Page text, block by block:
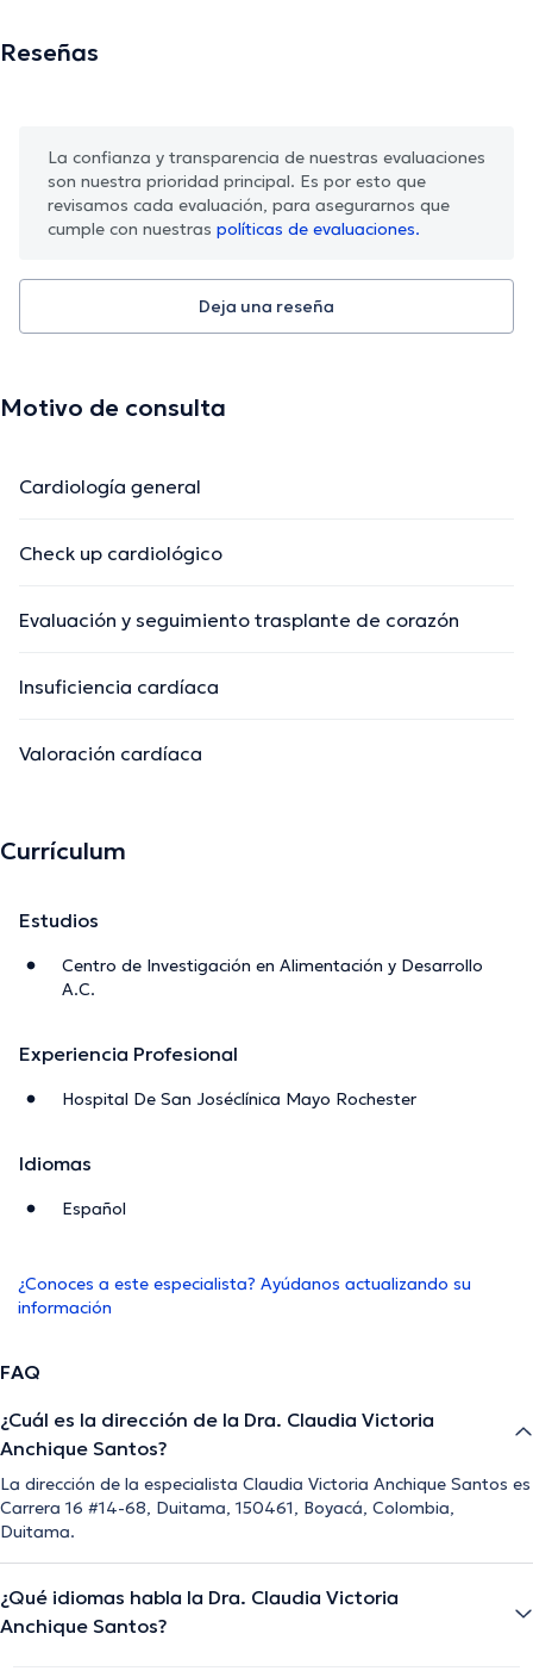
Reseñas
La confianza y transparencia de nuestras evaluaciones
son nuestra prioridad principal. Es por esto que
revisamos cada evaluación, para asegurarnos que
cumple con nuestras políticas de evaluaciones.
Deja una reseña
Motivo de consulta
Cardiología general
Check up cardiológico
Evaluación y seguimiento trasplante de corazón
Insuficiencia cardíaca
Valoración cardíaca
Currículum
Estudios
Centro de Investigación en Alimentación y Desarrollo
A.C.
Experiencia Profesional
Hospital De San Joséclínica Mayo Rochester
Idiomas
Español
¿Conoces a este especialista? Ayúdanos actualizando su
información
FAQ
¿Cuál es la dirección de la Dra. Claudia Victoria
Anchique Santos?
La dirección de la especialista Claudia Victoria Anchique Santos es
Carrera 16 #14-68, Duitama, 150461, Boyacá, Colombia,
Duitama.
¿Qué idiomas habla la Dra. Claudia Victoria
Anchique Santos?